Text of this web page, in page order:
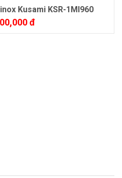
Kusami KSR-1MI960
đ